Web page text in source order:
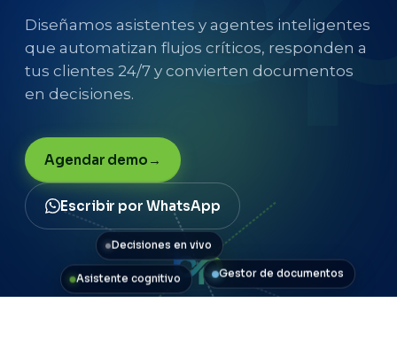
Diseñamos asistentes y agentes inteligentes
que automatizan flujos críticos, responden a
tus clientes 24/7 y convierten documentos
en decisiones.
Agendar demo
Escribir por WhatsApp
Asistente cognitivo Gestor de documentos
Decisiones en vivo